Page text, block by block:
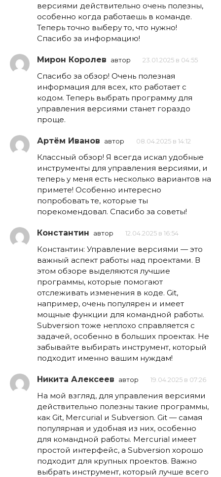
версиями действительно очень полезны,
особенно когда работаешь в команде.
Теперь точно выберу то, что нужно!
Спасибо за информацию!
Мирон Королев автор 23.01.2025 в 04:55
Спасибо за обзор! Очень полезная
информация для всех, кто работает с
кодом. Теперь выбрать программу для
управления версиями станет гораздо
проще.
Артём Иванов автор 08.04.2025 в 14:12
Классный обзор! Я всегда искал удобные
инструменты для управления версиями, и
теперь у меня есть несколько вариантов на
примете! Особенно интересно
попробовать те, которые ты
порекомендовал. Спасибо за советы!
Константин автор 12.04.2025 в 16:54
Константин: Управление версиями — это
важный аспект работы над проектами. В
этом обзоре выделяются лучшие
программы, которые помогают
отслеживать изменения в коде. Git,
например, очень популярен и имеет
мощные функции для командной работы.
Subversion тоже неплохо справляется с
задачей, особенно в больших проектах. Не
забывайте выбирать инструмент, который
подходит именно вашим нуждам!
Никита Алексеев автор 19.04.2025 в 07:26
На мой взгляд, для управления версиями
действительно полезны такие программы,
как Git, Mercurial и Subversion. Git — самая
популярная и удобная из них, особенно
для командной работы. Mercurial имеет
простой интерфейс, а Subversion хорошо
подходит для крупных проектов. Важно
выбрать инструмент, который лучше всего